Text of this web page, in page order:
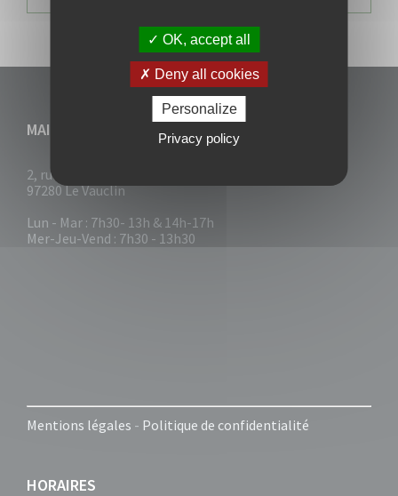
MAIRIE DU VAUCLIN
2, rue Collignon
97280 Le Vauclin
Lun - Mar : 7h30- 13h & 14h-17h
Mer-Jeu-Vend : 7h30 - 13h30
Mentions légales - Politique de confidentialité
HORAIRES
OK, accept all
Deny all cookies
Personalize
Privacy policy